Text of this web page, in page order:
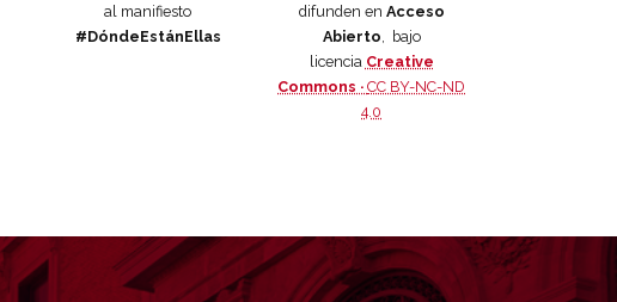
al manifiesto
#DóndeEstánEllas
difunden en Acceso
Abierto , bajo
licencia Creative
Commons ·CC BY-NC-ND
4.0